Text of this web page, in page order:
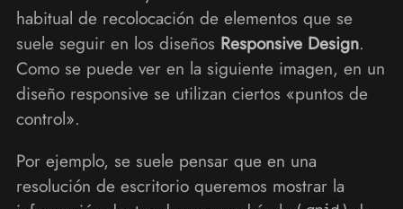
habitual de recolocación de elementos que se
suele seguir en los diseños Responsive Design.
Como se puede ver en la siguiente imagen, en un
diseño responsive se utilizan ciertos «puntos de
control».
Por ejemplo, se suele pensar que en una
resolución de escritorio queremos mostrar la